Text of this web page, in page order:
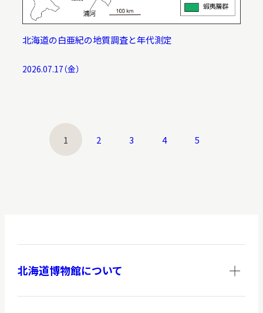
北海道の白亜紀の地質調査と年代測定
2026.07.17（金）
1 2 3 4 5
北海道博物館について